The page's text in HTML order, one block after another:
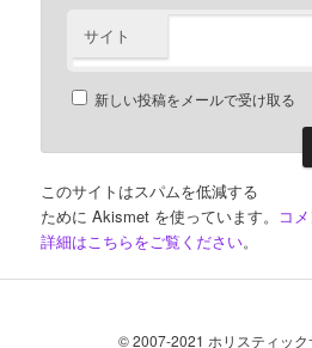
サイト
新しい投稿をメールで受け取る
このサイトはスパムを低減する
ために Akismet を使っています。 コ
詳細はこちらをご覧ください。
© 2007-2021 ホリスティック